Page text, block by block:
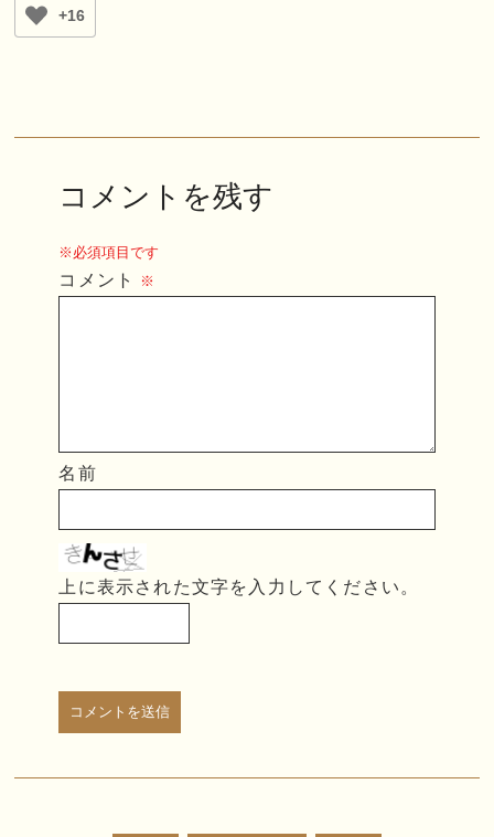
+16
コメントを残す
※必須項目です
コメント ※
名前
上に表示された文字を入力してください。